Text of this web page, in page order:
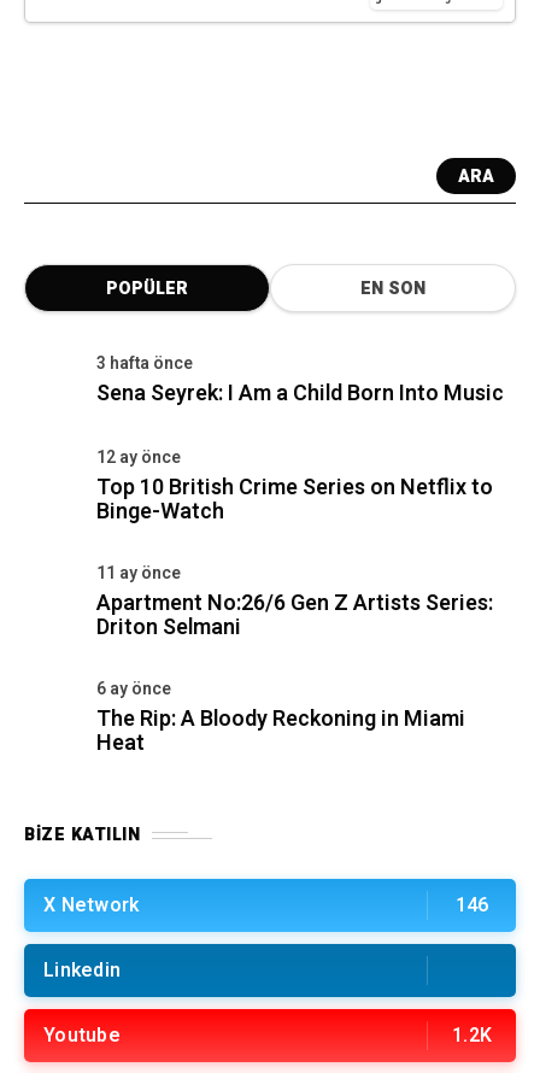
ARA
POPÜLER EN SON
3 hafta önce
Sena Seyrek: I Am a Child Born Into Music
12 ay önce
Top 10 British Crime Series on Netflix to
Binge-Watch
11 ay önce
Apartment No:26/6 Gen Z Artists Series:
Driton Selmani
6 ay önce
The Rip: A Bloody Reckoning in Miami
Heat
BIZE KATILIN
X Network 146
Linkedin
Youtube 1.2K